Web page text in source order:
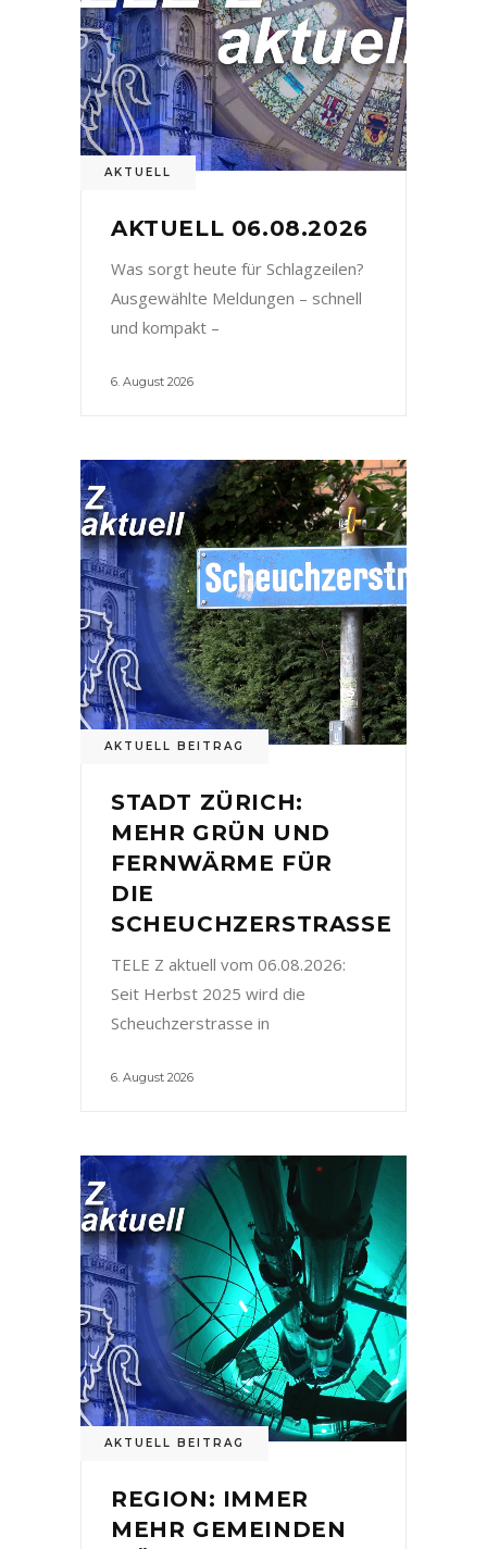
AKTUELL
AKTUELL 06.08.2026
Was sorgt heute für Schlagzeilen?
Ausgewählte Meldungen – schnell
und kompakt –
6. August 2026
AKTUELL BEITRAG
STADT ZÜRICH:
MEHR GRÜN UND
FERNWÄRME FÜR
DIE
SCHEUCHZERSTRASSE
TELE Z aktuell vom 06.08.2026:
Seit Herbst 2025 wird die
Scheuchzerstrasse in
6. August 2026
AKTUELL BEITRAG
REGION: IMMER
MEHR GEMEINDEN